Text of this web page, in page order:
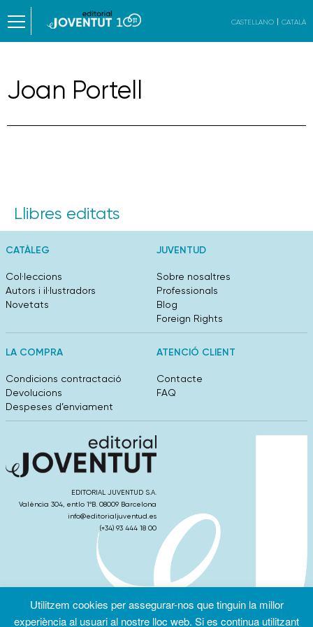
CASTELLANO CATALÀ
Joan Portell
Llibres editats
CATÀLEG
Col·leccions
Autors i il·lustradors
Novetats
JUVENTUD
Sobre nosaltres
Professionals
Blog
Foreign Rights
LA COMPRA
Condicions contractació
Devolucions
Despeses d’enviament
ATENCIÓ CLIENT
Contacte
FAQ
EDITORIAL JUVENTUD S.A.
València 304, entlo 1ºB. 08009 Barcelona
info@editorialjuventud.es
(+34) 93 444 18 00
Condicions
Política de
Política de
cookies
Utilitzem cookies per assegurar-nos que tinguin la millor
experiència al usuari al nostre lloc web. Si es continua utilitzant